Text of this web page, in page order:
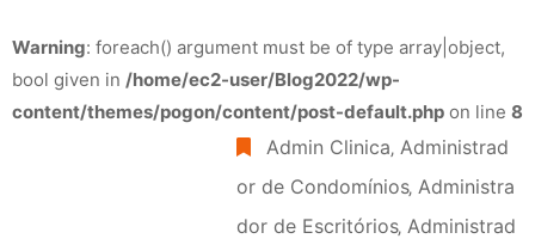
Warning: foreach() argument must be of type array|object,
bool given in /home/ec2-user/Blog2022/wp-
content/themes/pogon/content/post-default.php on line 8
Admin Clinica‚ Administrad
or de Condomínios‚ Administra
dor de Escritórios‚ Administrad